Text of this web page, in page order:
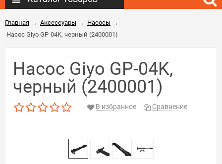
Главная → Аксессуары → Насосы →
Насос Giyo GP-04K, черный (2400001)
Насос Giyo GP-04K,
черный (2400001)
В избранное Сравнение